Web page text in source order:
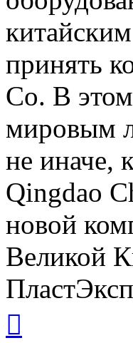
принять
Co. В
мировым
не иначе,
Qingdao
новой
Великой
началу